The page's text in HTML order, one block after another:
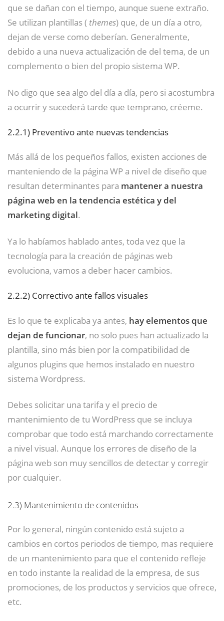
que se dañan con el tiempo, aunque suene extraño.
Se utilizan plantillas ( themes) que, de un día a otro,
dejan de verse como deberían. Generalmente,
debido a una nueva actualización de del tema, de un
complemento o bien del propio sistema WP.
No digo que sea algo del día a día, pero si acostumbra
a ocurrir y sucederá tarde que temprano, créeme.
2.2.1) Preventivo ante nuevas tendencias
Más allá de los pequeños fallos, existen acciones de
manteniendo de la página WP a nivel de diseño que
resultan determinantes para mantener a nuestra
página web en la tendencia estética y del
marketing digital.
Ya lo habíamos hablado antes, toda vez que la
tecnología para la creación de páginas web
evoluciona, vamos a deber hacer cambios.
2.2.2) Correctivo ante fallos visuales
Es lo que te explicaba ya antes, hay elementos que
dejan de funcionar, no solo pues han actualizado la
plantilla, sino más bien por la compatibilidad de
algunos plugins que hemos instalado en nuestro
sistema Wordpress.
Debes solicitar una tarifa y el precio de
mantenimiento de tu WordPress que se incluya
comprobar que todo está marchando correctamente
a nivel visual. Aunque los errores de diseño de la
página web son muy sencillos de detectar y corregir
por cualquier.
2.3) Mantenimiento de contenidos
Por lo general, ningún contenido está sujeto a
cambios en cortos periodos de tiempo, mas requiere
de un mantenimiento para que el contenido refleje
en todo instante la realidad de la empresa, de sus
promociones, de los productos y servicios que ofrece,
etc.